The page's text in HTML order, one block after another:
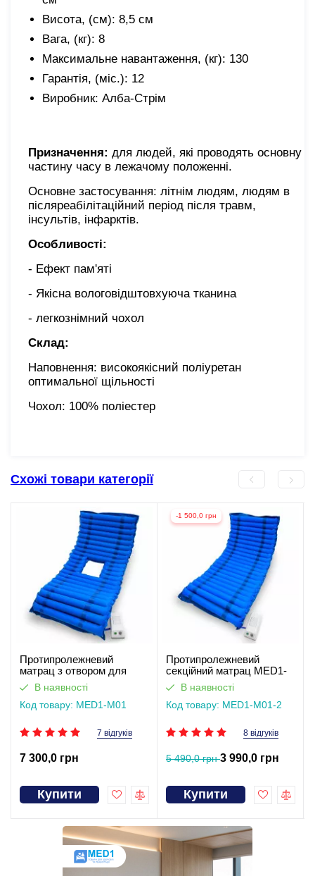
Висота, (см): 8,5 см
Вага, (кг): 8
Максимальне навантаження, (кг): 130
Гарантія, (міс.): 12
Виробник: Алба-Стрім
Призначення: для людей, які проводять основну
частину часу в лежачому положенні.
Основне застосування: літнім людям, людям в
післяреабілітаційний період після травм,
інсультів, інфарктів.
Особливості:
- Ефект пам'яті
- Якісна вологовідштовхуюча тканина
- легкознімний чохол
Склад:
Наповнення: високоякісний поліуретан
оптимальної щільності
Чохол: 100% поліестер
Схожі товари категорії
Протипролежневий
матрац з отвором для
туалету MED1-M01
В наявності
Код товару: MED1-M01
7 відгуків
7 300,0 грн
Купити
-1 500,0 грн
Протипролежневий
секційний матрац MED1-
M01В наявності
Код товару: MED1-M01-2
8 відгуків
5 490,0 грн3 990,0 грн
Купити